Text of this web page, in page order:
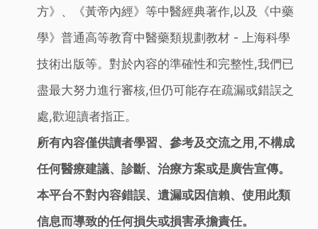
方》、《黃帝內經》等中醫經典著作,以及《中藥
學》普通高等教育中醫藥類規劃教材 - 上海科學
技術出版等。對於內容的準確性和完整性,我們已
盡最大努力進行審核,但仍可能存在疏漏或錯誤之
處,歡迎讀者指正。
所有內容僅供讀者學習、參考及交流之用,不構成
任何醫療建議、診斷、治療方案或是廣告宣傳。
本平台不對內容錯誤、遺漏或因信賴、使用此類
信息而導致的任何損失或損害承擔責任。